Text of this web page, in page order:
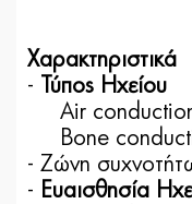
Χαρακτηριστικά
-
Τύπος Ηχείου
Air
Bone
- Ζώνη
- Ευαισθησία